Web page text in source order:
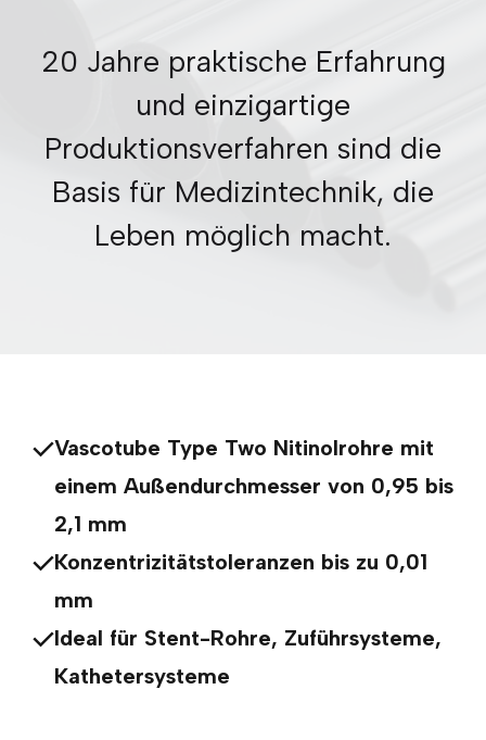
20 Jahre praktische Erfahrung
und einzigartige
Produktionsverfahren sind die
Basis für Medizintechnik, die
Leben möglich macht.
Vascotube Type Two Nitinolrohre mit
einem Außendurchmesser von 0,95 bis
2,1 mm
Konzentrizitätstoleranzen bis zu 0,01
mm
Ideal für Stent-Rohre, Zuführsysteme,
Kathetersysteme